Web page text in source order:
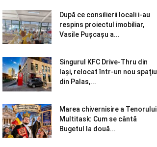
După ce consilierii locali i-au
respins proiectul imobiliar,
Vasile Pușcașu a...
Singurul KFC Drive-Thru din
Iași, relocat într-un nou spaţiu
din Palas,...
Marea chivernisire a Tenorului
Multitask: Cum se cântă
Bugetul la două...